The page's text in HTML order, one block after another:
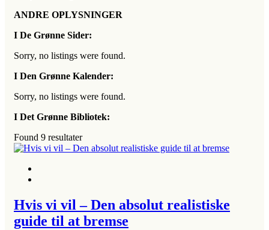
ANDRE OPLYSNINGER
I De Grønne Sider:
Sorry, no listings were found.
I Den Grønne Kalender:
Sorry, no listings were found.
I Det Grønne Bibliotek:
Found 9 resultater
Hvis vi vil – Den absolut realistiske
guide til at bremse